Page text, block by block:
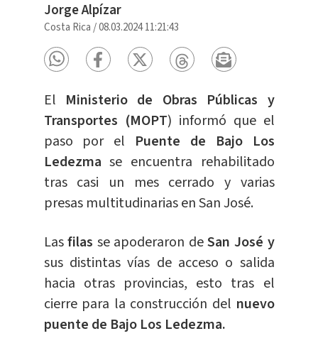
Jorge Alpízar
Costa Rica /08.03.2024 11:21:43
El Ministerio de Obras Públicas y
Transportes (MOPT) informó que el
paso por el Puente de Bajo Los
Ledezma se encuentra rehabilitado
tras casi un mes cerrado y varias
presas multitudinarias en San José.
Lasfilas se apoderaron deSan José y
sus distintas vías de acceso o salida
hacia otras provincias, esto tras el
cierre para la construcción del nuevo
puente de Bajo Los Ledezma.